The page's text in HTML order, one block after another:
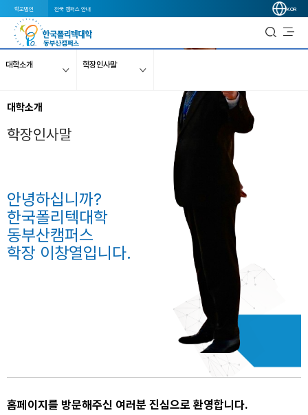
학교법인 전국 캠퍼스 안내 KOR
대학소개 학장인사말
대학소개
학장인사말
안녕하십니까?
한국폴리텍대학
동부산캠퍼스
학장 이창열입니다.
홈페이지를 방문해주신 여러분 진심으로 환영합니다.